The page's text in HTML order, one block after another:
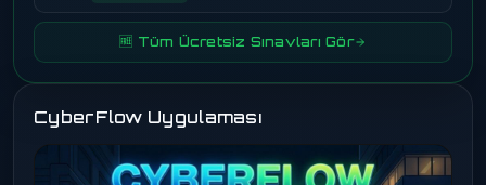
🆓 Tüm Ücretsiz Sınavları Gör
CyberFlow Uygulaması